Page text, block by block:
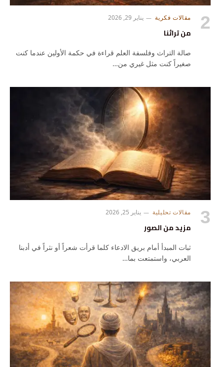
مقالات فكرية يناير 29, 2026
من تراثنا
صالة التراث وفلسفة العلم قراءة في حكمة الأولين عندما كنت
صغيراً كنت مثل غيري من…
مقالات تحليلية يناير 25, 2026
مزيد من الصور
ثبات المبدأ أمام بريق الادعاء كلما قرأت شعراً أو نثراً في أدبنا
العربي، واستمتعت بما…